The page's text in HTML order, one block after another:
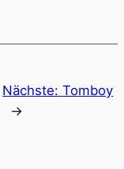
Nächste:Tomboy
→